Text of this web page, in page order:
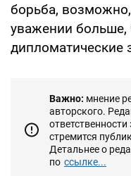
борьба,
уважении
дипломатические
Важно: мнение
авторского.
стремится
Детальнее о
по ссылке...